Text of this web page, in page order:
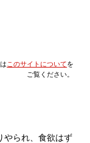
このサイトについてを
ご覧ください。
やられ、食欲はず